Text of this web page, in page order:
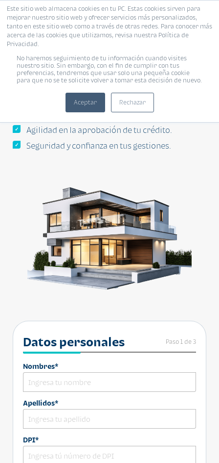
Este sitio web almacena cookies en tu PC. Estas cookies sirven para
mejorar nuestro sitio web y ofrecer servicios más personalizados,
tanto en este sitio web como a través de otras redes. Para conocer más
acerca de las cookies que utilizamos, revisa nuestra Política de
Privacidad.
No haremos seguimiento de tu información cuando visites
nuestro sitio. Sin embargo, con el fin de cumplir con tus
preferencias, tendremos que usar solo una pequeña cookie
para que no se te solicite volver a tomar esta decisión de nuevo.
Aceptar Rechazar
¡Solicita tu vivienda
hoy mismo en línea!
Tasa de interés preferencial y competitiva.
Agilidad en la aprobación de tu crédito.
Seguridad y confianza en tus gestiones.
Datos personales Paso 1 de 3
Nombres*
Apellidos*
DPI*